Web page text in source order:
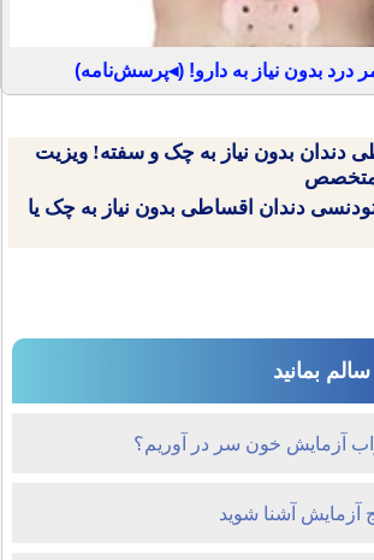
درد بدون نیاز به دارو! (◂پرسش‌نامه)
دندان بدون نیاز به چک و سفته! ویزیت
متخصص
دندان اقساطی بدون نیاز به چک یا
بمانید
آزمایش خون سر در آوریم؟
آزمایش آشنا شوید